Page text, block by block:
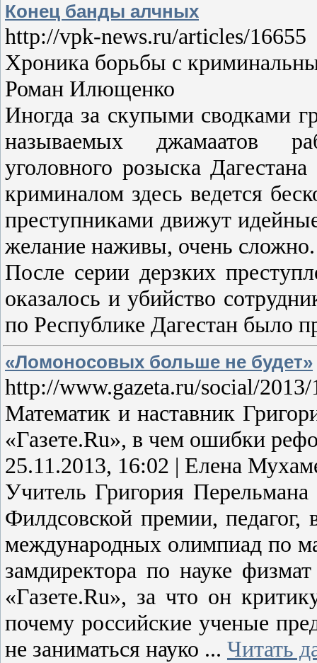
Конец банды алчных
http://vpk-news.ru/articles/16655
Хроника борьбы с
Роман Илющенко
Иногда за скупыми сводками
называемых джамаатов
уголовного розыска
криминалом здесь ведется
преступниками движут
желание наживы, очень сложно.
После серии дерзких
оказалось и убийство
по Республике Дагестан было
«Ломоносовых больше не будет»
http://www.gazeta.ru/social/
Математик и наставник
«Газете.Ru», в чем ошибки
25.11.2013, 16:02 | Елена
Учитель Григория
Филдсовской премии, педагог,
международных олимпиад по
замдиректора по науке
«Газете.Ru», за что он
почему российские ученые
не заниматься науко ... Читать